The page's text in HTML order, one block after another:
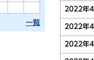
一覧
2022年
2022年
2022年